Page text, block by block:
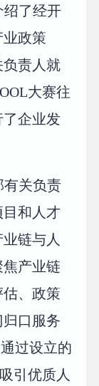
绍了经开
政策
责人就
大赛往
了企业发
有关负责
目和人才
链与人
产业链
、政策
口服务
过设立的
引优质人